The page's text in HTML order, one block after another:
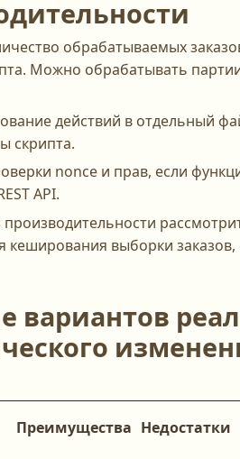
обрабатываемых
Можно обрабатывать
действий в отдельный
скрипта.
nonce и прав, если
API.
кеширования выборки
вариантов
Преимущества Недостатки